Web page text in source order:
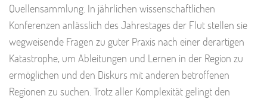
Quellensammlung. In jährlichen wissenschaftlichen
Konferenzen anlässlich des Jahrestages der Flut stellen sie
wegweisende Fragen zu guter Praxis nach einer derartigen
Katastrophe, um Ableitungen und Lernen in der Region zu
ermöglichen und den Diskurs mit anderen betroffenen
Regionen zu suchen. Trotz aller Komplexität gelingt den